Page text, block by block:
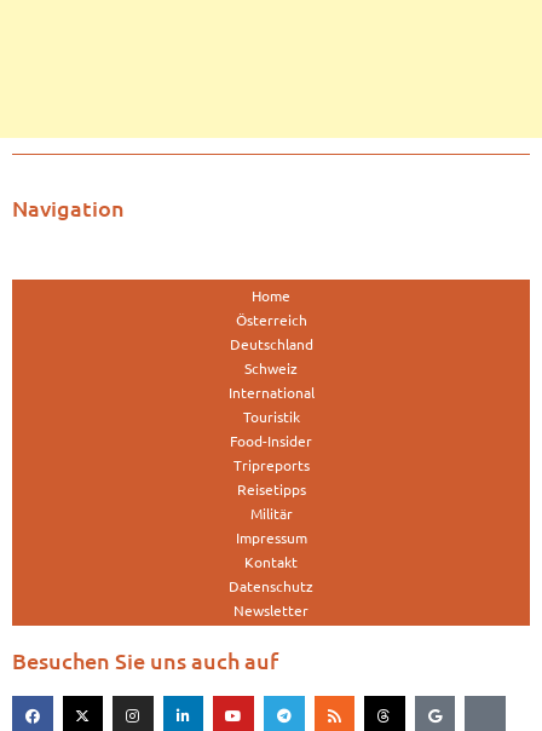
Navigation
Home
Österreich
Deutschland
Schweiz
International
Touristik
Food-Insider
Tripreports
Reisetipps
Militär
Impressum
Kontakt
Datenschutz
Newsletter
Besuchen Sie uns auch auf